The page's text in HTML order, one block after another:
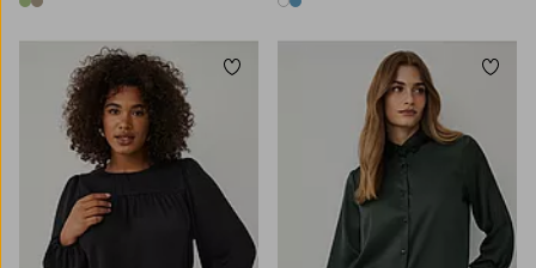
2 farver 2 farver
Tilføj til favoritter
2XL3XL 4XL